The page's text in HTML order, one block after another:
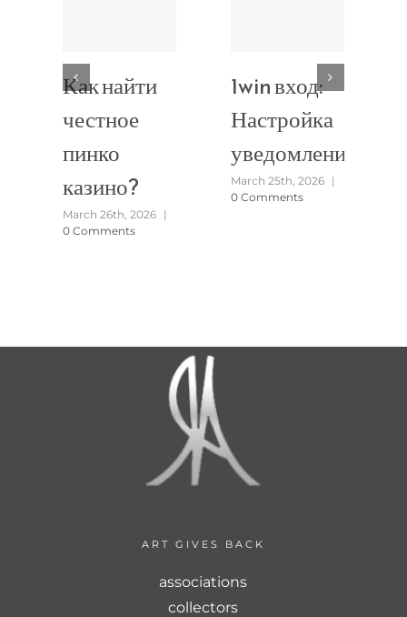
Как найти
честное
пинко
казино?
March 26th, 2026
|
0 Comments
1win вход:
Настройка
уведомлений
March 25th, 2026
|
0 Comments
ART GIVES BACK
associations
collectors